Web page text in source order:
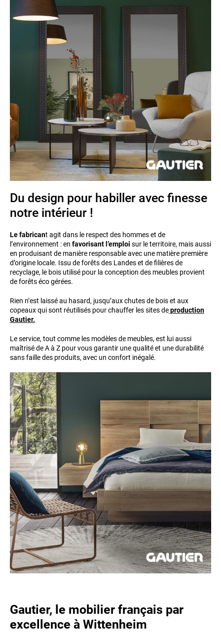
Du design pour habiller avec finesse
notre intérieur !
Le fabricant agit dans le respect des hommes et de
l’environnement : en favorisant l’emploi sur le territoire, mais aussi
en produisant de manière responsable avec une matière première
d’origine locale. Issu de forêts des Landes et de filières de
recyclage, le bois utilisé pour la conception des meubles provient
de forêts éco gérées.
Rien n’est laissé au hasard, jusqu’aux chutes de bois et aux
copeaux qui sont réutilisés pour chauffer les sites deproduction
Gautier.
Le service, tout comme les modèles de meubles, est lui aussi
maîtrisé de A à Z pour vous garantir une qualité et une durabilité
sans faille des produits, avec un confort inégalé.
Gautier, le mobilier français par
excellence à Wittenheim